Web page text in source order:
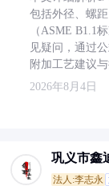
包括外径、螺
（ASME B1.1
见疑问，通过
附加工艺建议与
2026年8月4日
巩义市鑫
法人:李志永